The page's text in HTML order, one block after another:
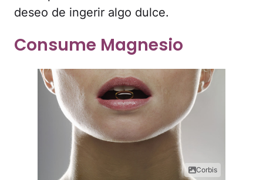
deseo de ingerir algo dulce.
Consume Magnesio
Corbis